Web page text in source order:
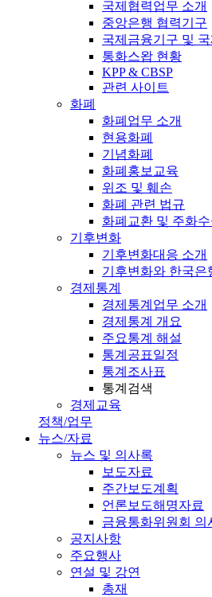
국제협력업무 소개
중앙은행 협력기구
국제금융기구 및 국
통화스왑 현황
KPP & CBSP
관련 사이트
화폐
화폐업무 소개
현용화폐
기념화폐
화폐홍보교육
위조 및 훼손
화폐 관련 법규
화폐교환 및 주화
기후변화
기후변화대응 소개
기후변화와 한국은
경제통계
경제통계업무 소개
경제통계 개요
주요통계 해설
통계공표일정
통계조사표
통계검색
경제교육
정책/업무
뉴스/자료
뉴스 및 의사록
보도자료
주간보도계획
언론보도해명자료
금융통화위원회 의
공지사항
주요행사
연설 및 강연
총재